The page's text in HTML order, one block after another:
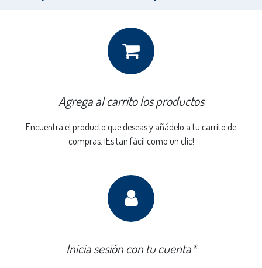
Agrega al carrito los productos
Encuentra el producto que deseas y añádelo a tu carrito de
compras. ¡Es tan fácil como un clic!
Inicia sesión con tu cuenta*